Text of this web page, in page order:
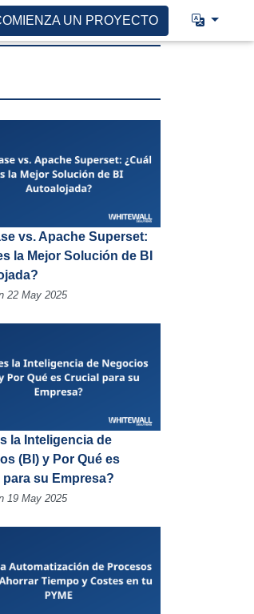
UN PROYECTO
vs. Apache Superset:
la Mejor Solución de BI
22 May 2025
la Inteligencia de
(BI) y Por Qué es
su Empresa?
19 May 2025